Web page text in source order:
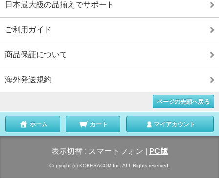
日本最大級の品揃えでサポート
ご利用ガイド
商品保証について
海外発送規約
ページの先頭へ戻る
ホーム カート マイアカウント
表示切替 : スマートフォン PC版
Copyright (c) KOBESACOM Inc. ALL Rights reserved.